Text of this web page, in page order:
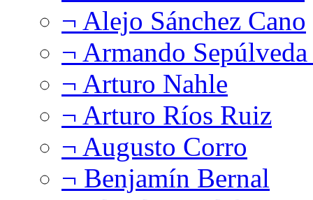
¬ Alejo Sánchez Cano
¬ Armando
¬ Arturo Nahle
¬ Arturo Ríos Ruiz
¬ Augusto Corro
¬ Benjamín Bernal